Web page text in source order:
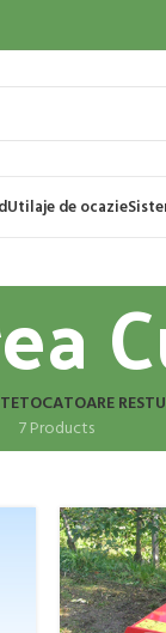
Utilaje de ocazie
TOCATOARE
7 Products